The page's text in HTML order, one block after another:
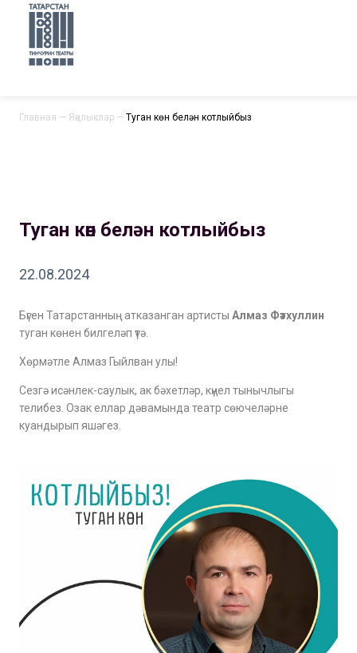
Главная — Яңалыклар — Туган көн белән котлыйбыз
Туган көн белән котлыйбыз
22.08.2024
Бүген Татарстанның атказанган артисты Алмаз Фәтхуллин
туган көнен билгеләп үтә.
Хөрмәтле Алмаз Гыйлван улы!
Сезгә исәнлек-саулык, ак бәхетләр, күңел тынычлыгы
телибез. Озак еллар дәвамында театр сөючеләрне
куандырып яшәгез.